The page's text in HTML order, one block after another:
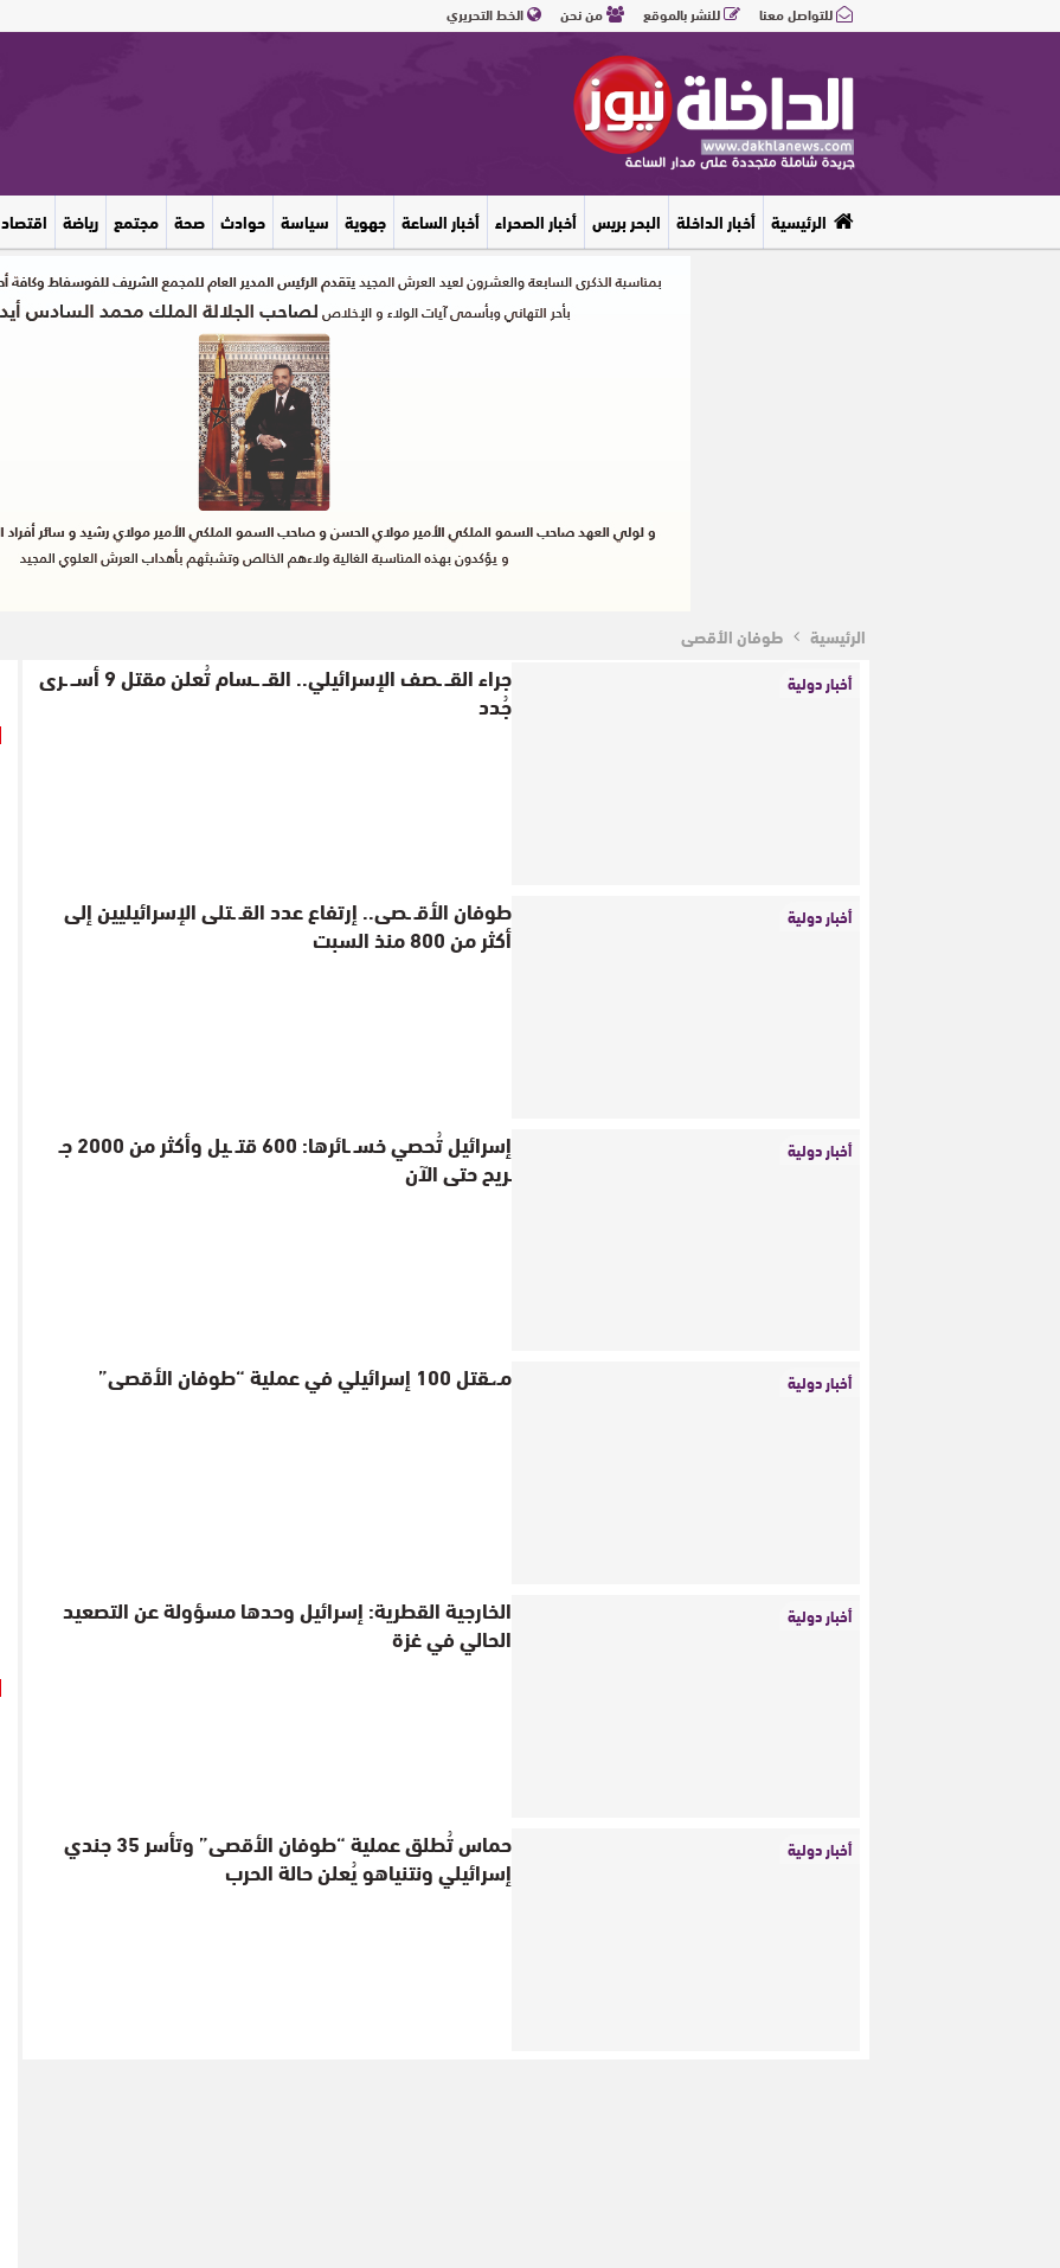
للتواصل معنا للنشر بالموقع من نحن الخط التحريري
الرئيسية أخبار الداخلة البحر بريس أخبار الصحراء أخبار الساعة جهوية سياسة حوادث صحة مجتمع رياضة اقتصاد
الرئيسية طوفان الأقصى
أخبار دولية جراء القــ ـصف الإسرائيلي.. القــ ــسام تُعلن مقتل 9 أســ ـرى
جُدد
أخبار دولية طوفان الأقـ ـصى.. إرتفاع عدد القـ ـتلى الإسرائيليين إلى
أكثر من 800 منذ السبت
أخبار دولية إسرائيل تُحصي خسـ ـائرها: 600 قتـ ـيل وأكثر من 2000 جـ
ـريح حتى الآن
أخبار دولية مـ،ـقتل 100 إسرائيلي في عملية “طوفان الأقصى”
أخبار دولية الخارجية القطرية: إسرائيل وحدها مسؤولة عن التصعيد
الحالي في غزة
أخبار دولية حماس تُطلق عملية “طوفان الأقصى” وتأسر 35 جندي
إسرائيلي ونتنياهو يُعلن حالة الحرب